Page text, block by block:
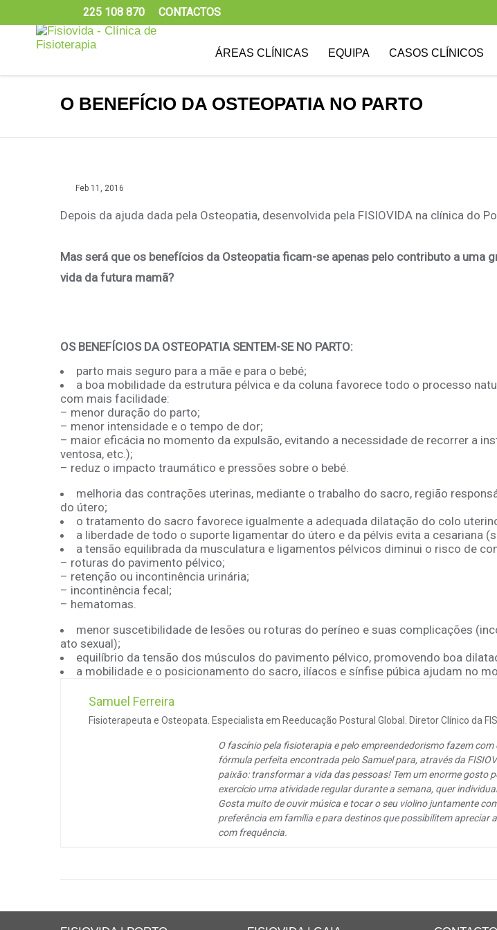
225 108 870 CONTACTOS
ÁREAS CLÍNICAS EQUIPA CASOS CLÍNICOS
O BENEFÍCIO DA OSTEOPATIA NO PARTO
Feb 11, 2016
Depois da ajuda dada pela Osteopatia, desenvolvida pela FISIOVIDA na clínica do
Mas será que os benefícios da Osteopatia ficam-se apenas pelo contributo a uma
vida da futura mamã?
OS BENEFÍCIOS DA OSTEOPATIA SENTEM-SE NO PARTO:
parto mais seguro para a mãe e para o bebé;
a boa mobilidade da estrutura pélvica e da coluna favorece todo o processo
com mais facilidade:
– menor duração do parto;
– menor intensidade e o tempo de dor;
– maior eficácia no momento da expulsão, evitando a necessidade de recorrer a
ventosa, etc.);
– reduz o impacto traumático e pressões sobre o bebé.
melhoria das contrações uterinas, mediante o trabalho do sacro, região
do útero;
o tratamento do sacro favorece igualmente a adequada dilatação do colo
a liberdade de todo o suporte ligamentar do útero e da pélvis evita a cesariana
a tensão equilibrada da musculatura e ligamentos pélvicos diminui o risco de
– roturas do pavimento pélvico;
– retenção ou incontinência urinária;
– incontinência fecal;
– hematomas.
menor suscetibilidade de lesões ou roturas do períneo e suas complicações
ato sexual);
equilíbrio da tensão dos músculos do pavimento pélvico, promovendo boa
a mobilidade e o posicionamento do sacro, ilíacos e sínfise púbica ajudam no
Samuel Ferreira
Fisioterapeuta e Osteopata. Especialista em Reeducação Postural Global. Diretor Clínico da
O fascínio pela fisioterapia e pelo empreendedorismo fazem com
fórmula perfeita encontrada pelo Samuel para, através da
paixão: transformar a vida das pessoas! Tem um enorme gosto
exercício uma atividade regular durante a semana, quer
Gosta muito de ouvir música e tocar o seu violino juntamente
preferência em família e para destinos que possibilitem apreciar
com frequência.